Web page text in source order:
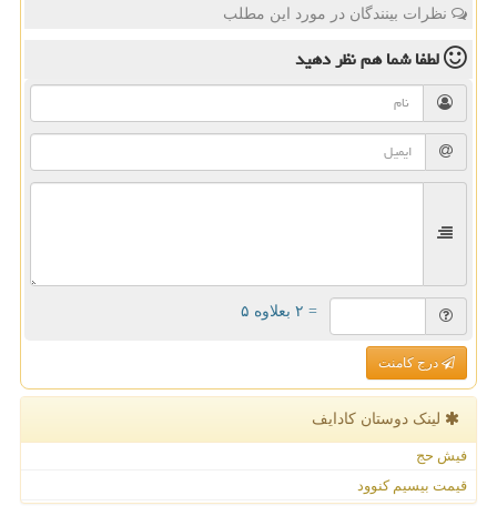
نظرات بینندگان در مورد این مطلب
لطفا شما همنظر دهید
= ۲ بعلاوه ۵
درج کامنت
لینک دوستان كادایف
فیش حج
قیمت بیسیم کنوود